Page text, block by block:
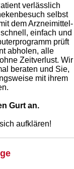
verlässlich
selbst
dem Arzneimittel-
einfach und
prüft
abholen, alle
Zeitverlust. Wir
beraten und Sie,
mit ihrem
Gurt an.
aufklären!